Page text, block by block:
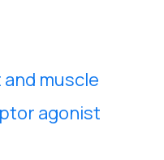
muscle
agonist